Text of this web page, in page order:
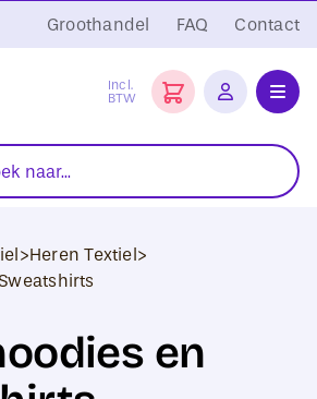
Groothandel FAQ Contact
Incl.
BTW
>Heren Textiel>
en